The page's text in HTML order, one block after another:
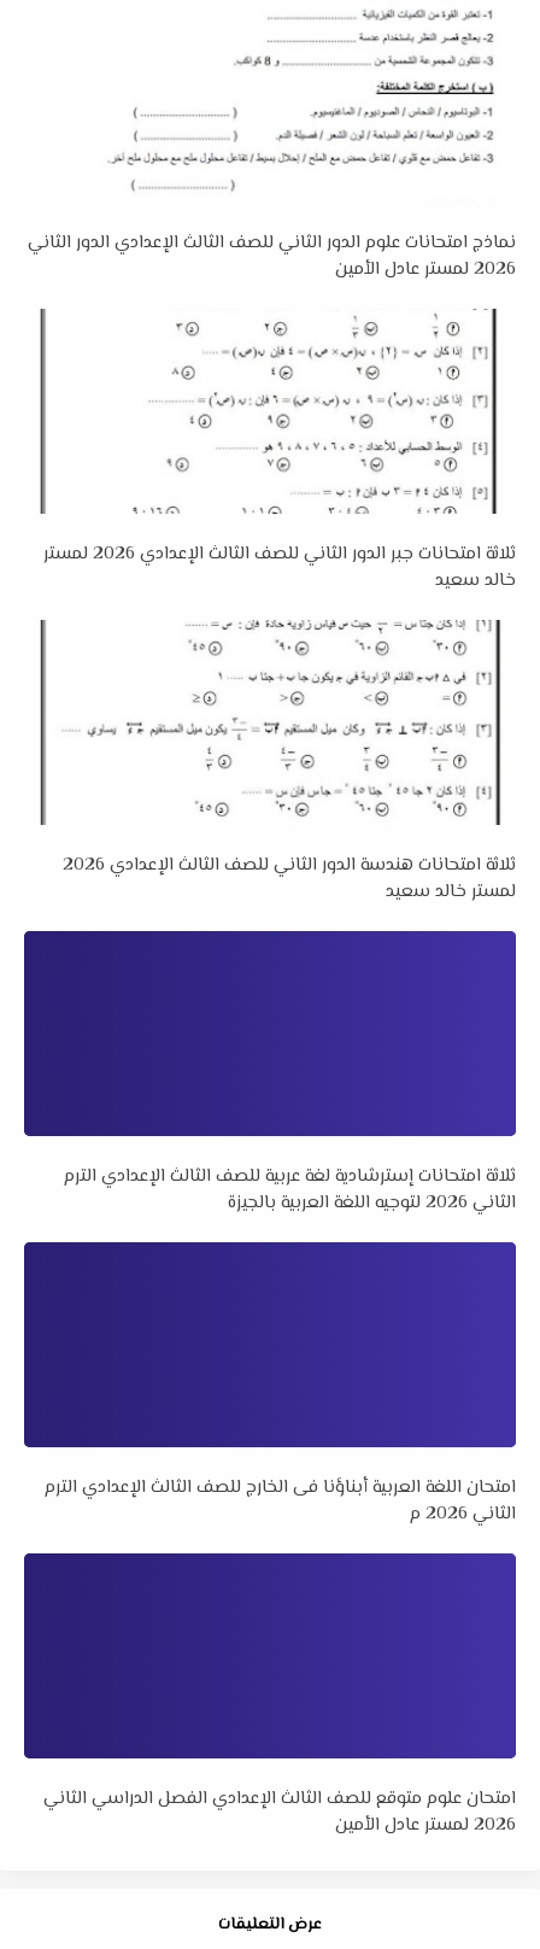
نماذج امتحانات علوم الدور الثاني للصف الثالث الإعدادي الدور الثاني
2026 لمستر عادل الأمين
ثلاثة امتحانات جبر الدور الثاني للصف الثالث الإعدادي 2026 لمستر
خالد سعيد
ثلاثة امتحانات هندسة الدور الثاني للصف الثالث الإعدادي 2026
لمستر خالد سعيد
ثلاثة امتحانات إسترشادية لغة عربية للصف الثالث الإعدادي الترم
الثاني 2026 لتوجيه اللغة العربية بالجيزة
امتحان اللغة العربية أبناؤنا فى الخارج للصف الثالث الإعدادي الترم
الثاني 2026 م
امتحان علوم متوقع للصف الثالث الإعدادي الفصل الدراسي الثاني
2026 لمستر عادل الأمين
عرض التعليقات